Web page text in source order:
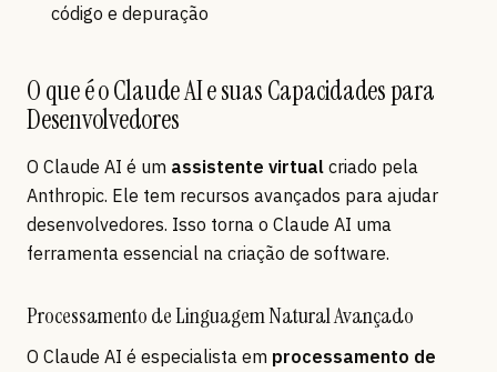
código e depuração
O que é o Claude AI e suas Capacidades para
Desenvolvedores
O Claude AI é um assistente virtual criado pela
Anthropic. Ele tem recursos avançados para ajudar
desenvolvedores. Isso torna o Claude AI uma
ferramenta essencial na criação de software.
Processamento de Linguagem Natural Avançado
O Claude AI é especialista em processamento de